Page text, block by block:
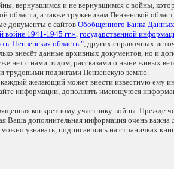
вернувшимся и не вернувшимся с войны,
области, а также труженикам Пензенской
документы с сайтов Обобщенного Банка
войне 1941-1945 гг.», государственной
Пензенская область.", других справочных
внесёт данные архивных документов, но и
нет с нами рядом, рассказами о ныне живых
трудовыми подвигами Пензенскую землю.
желающий может внести известную ему
информации, дополнить имеющуюся
конкретному участнику войны. Прежде
Ваша дополнительная информация очень важна
узнавать, подписавшись на страничках